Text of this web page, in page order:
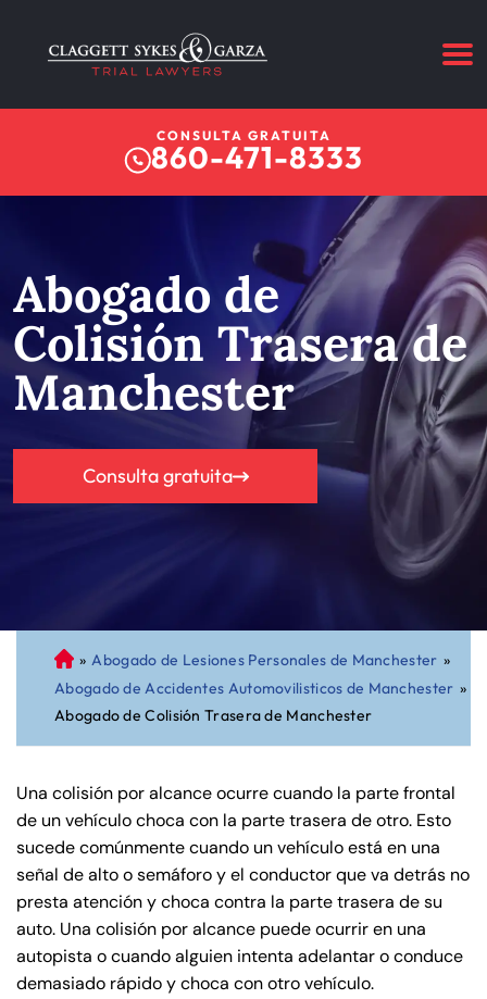
CONSULTA GRATUITA
860-471-8333
Abogado de
Colisión Trasera de
Manchester
Consulta gratuita
A
bo
ga
do
Pe
rs
on
al
Inj
ur
y
de
» Abogado de Lesiones Personales de Manchester »
Abogado de Accidentes Automovilisticos de Manchester »
Abogado de Colisión Trasera de Manchester
Una colisión por alcance ocurre cuando la parte frontal
de un vehículo choca con la parte trasera de otro. Esto
sucede comúnmente cuando un vehículo está en una
señal de alto o semáforo y el conductor que va detrás no
presta atención y choca contra la parte trasera de su
auto. Una colisión por alcance puede ocurrir en una
autopista o cuando alguien intenta adelantar o conduce
demasiado rápido y choca con otro vehículo.